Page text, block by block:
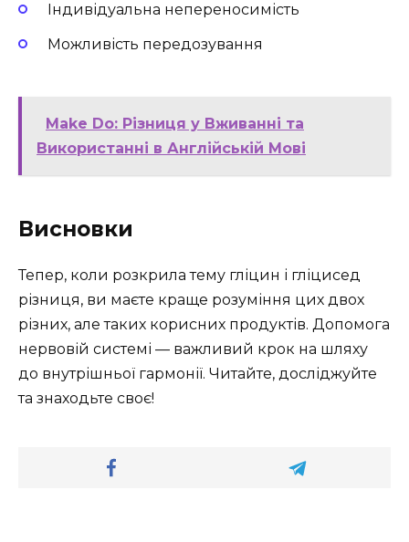
Індивідуальна непереносимість
Можливість передозування
Make Do: Різниця у Вживанні та
Використанні в Англійській Мові
Висновки
Тепер, коли розкрила тему гліцин і гліцисед
різниця, ви маєте краще розуміння цих двох
різних, але таких корисних продуктів. Допомога
нервовій системі — важливий крок на шляху
до внутрішньої гармонії. Читайте, досліджуйте
та знаходьте своє!